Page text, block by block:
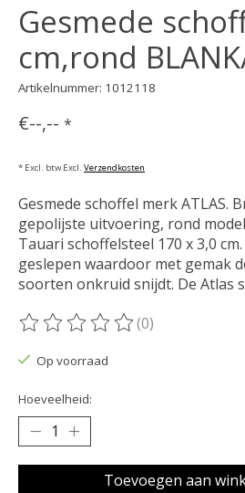
Gesmede
cm,rond
Artikelnummer: 1012118
€--,-- *
* Excl. btw Excl. Verzendkosten
Gesmede schoffel merk ATLAS.
gepolijste uitvoering, rond
Tauari schoffelsteel 170 x 3,0
geslepen waardoor met gemak
soorten onkruid snijdt. De Atlas
De beoordeling van dit product is
(0)
Op voorraad
Hoeveelheid:
Toevoegen aan